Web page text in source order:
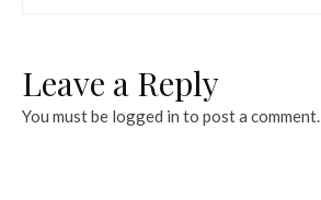
Leave a Reply
You must be logged in to post a comment.